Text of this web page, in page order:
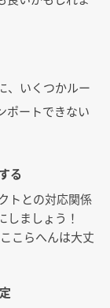
、いくつかルー
ポートできない
る
トとの対応関係
しましょう！
こらへんは大丈